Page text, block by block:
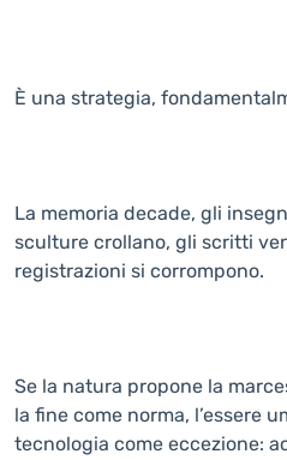
È una strategia,
La memoria decade, gli
sculture crollano, gli scritti
registrazioni si corrompono.
Se la natura propone la
la fine come norma, l’essere
tecnologia come eccezione: